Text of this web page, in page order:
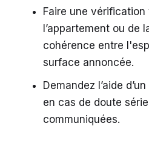
Faire une vérification
l’appartement ou de
cohérence entre
surface annoncée.
Demandez l’aide
en cas de doute
communiquées.